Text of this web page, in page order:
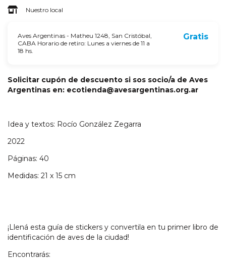
Nuestro local
Aves Argentinas - Matheu 1248, San Cristóbal,
CABA Horario de retiro: Lunes a viernes de 11 a
18 hs.
Gratis
Solicitar cupón de descuento si sos socio/a de Aves
Argentinas en: ecotienda@avesargentinas.org.ar
Idea y textos: Rocío González Zegarra
2022
Páginas: 40
Medidas: 21 x 15 cm
¡Llená esta guía de stickers y convertila en tu primer libro de
identificación de aves de la ciudad!
Encontrarás: